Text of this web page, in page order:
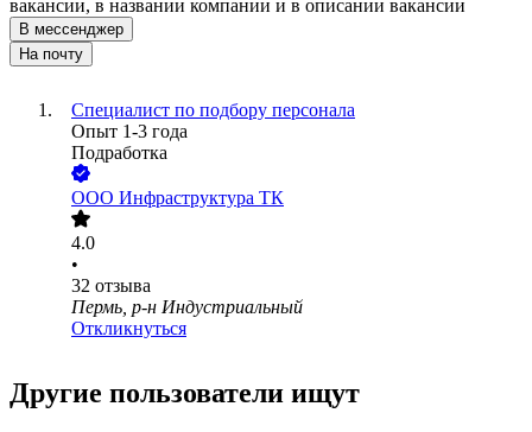
вакансии, в названии компании и в описании вакансии
В мессенджер
На почту
Специалист по подбору персонала
Опыт 1-3 года
Подработка
ООО Инфраструктура ТК
4.0
•
32 отзыва
Пермь, р-н Индустриальный
Откликнуться
Другие пользователи ищут